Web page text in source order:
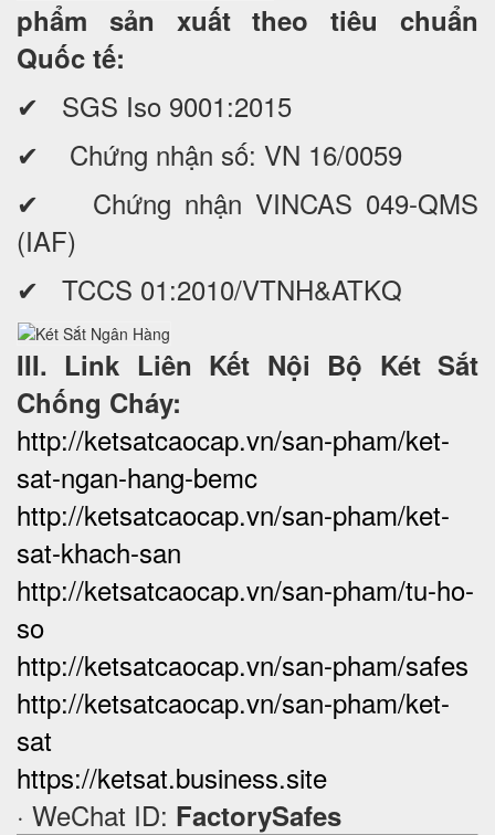
phẩm sản xuất theo tiêu chuẩn
Quốc tế:
✔ SGS Iso 9001:2015
✔ Chứng nhận số: VN 16/0059
✔ Chứng nhận VINCAS 049-QMS
(IAF)
✔ TCCS 01:2010/VTNH&ATKQ
III. Link Liên Kết Nội Bộ Két Sắt
Chống Cháy:
http://ketsatcaocap.vn/san-pham/ket-
sat-ngan-hang-bemc
http://ketsatcaocap.vn/san-pham/ket-
sat-khach-san
http://ketsatcaocap.vn/san-pham/tu-ho-
so
http://ketsatcaocap.vn/san-pham/safes
http://ketsatcaocap.vn/san-pham/ket-
sat
https://ketsat.business.site
· WeChat ID: FactorySafes